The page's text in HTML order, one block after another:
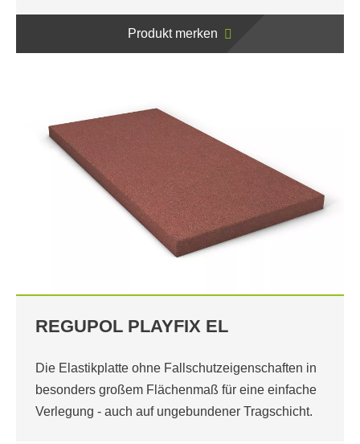
Produkt merken
REGUPOL PLAYFIX EL
Die Elastikplatte ohne Fallschutzeigenschaften in
besonders großem Flächenmaß für eine einfache
Verlegung - auch auf ungebundener Tragschicht.